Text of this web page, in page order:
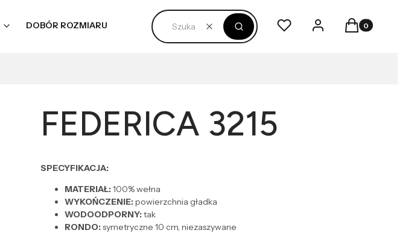
DOBÓR ROZMIARU
WyczyśćSzukaj
Ulubione Zaloguj sięProdukty w
Koszyk
FEDERICA 3215
SPECYFIKACJA:
MATERIAŁ:100% wełna
WYKOŃCZENIE:powierzchnia gładka
WODOODPORNY:tak
RONDO:symetryczne 10 cm, niezaszywane